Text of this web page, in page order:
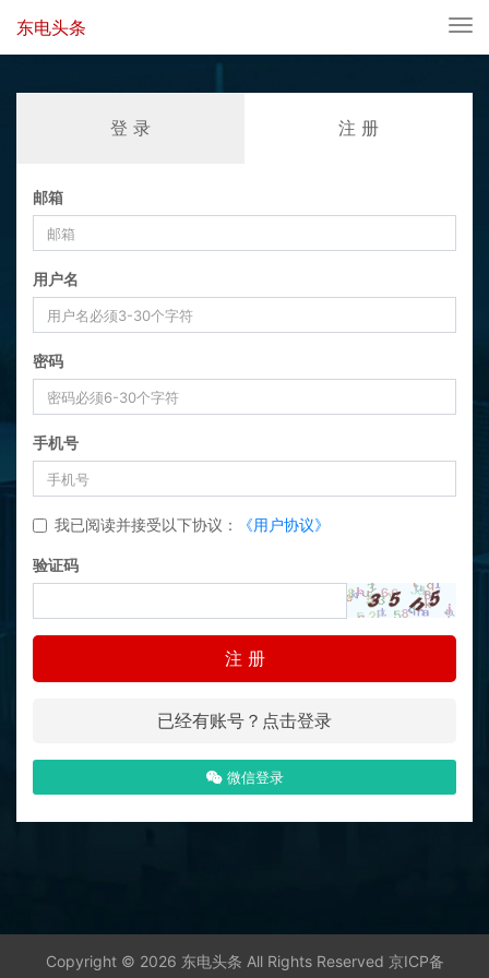
东电头条
登 录 注 册
邮箱
用户名
密码
手机号
我已阅读并接受以下协议： 《用户协议》
验证码
注 册
已经有账号？点击登录
微信登录
Copyright © 2026 东电头条 All Rights Reserved 京ICP备